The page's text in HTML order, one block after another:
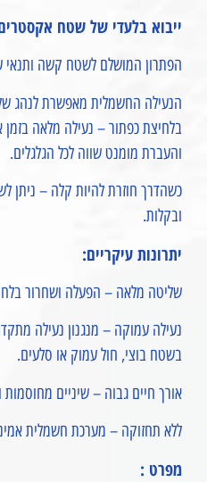
ייבוא בלעדי של שטח
הפתרון המושלם לשטח קשה ותנאי
הנעילה החשמלית מאפשרת לנהג
בלחיצת כפתור – נעילה מלאה
והעברת מומנט שווה לכל הגלגלים.
כשהדרך חוזרת להיות קלה – ניתן
ובקלות.
יתרונות עיקריים:
שליטה מלאה – הפעלה ושחרור
נעילה עמוקה – מנגנון נעילה
בשטח בוצי, חול עמוק או סלעים.
אורך חיים גבוה – שיניים מחוסמות
ללא תחזוקה – מערכת חשמלית
מפרט :